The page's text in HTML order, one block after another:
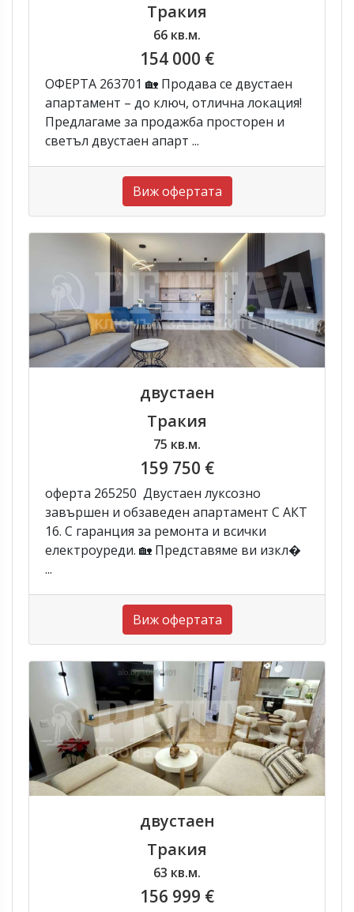
Тракия
66 кв.м.
154 000 €
ОФЕРТА 263701 🏡 Продава се двустаен
апартамент – до ключ, отлична локация!
Предлагаме за продажба просторен и
светъл двустаен апарт ...
Виж офертата
двустаен
Тракия
75 кв.м.
159 750 €
оферта 265250 Двустаен луксозно
завършен и обзаведен апартамент С АКТ
16. С гаранция за ремонта и всички
електроуреди. 🏡 Представяме ви изкл�
...
Виж офертата
двустаен
Тракия
63 кв.м.
156 999 €